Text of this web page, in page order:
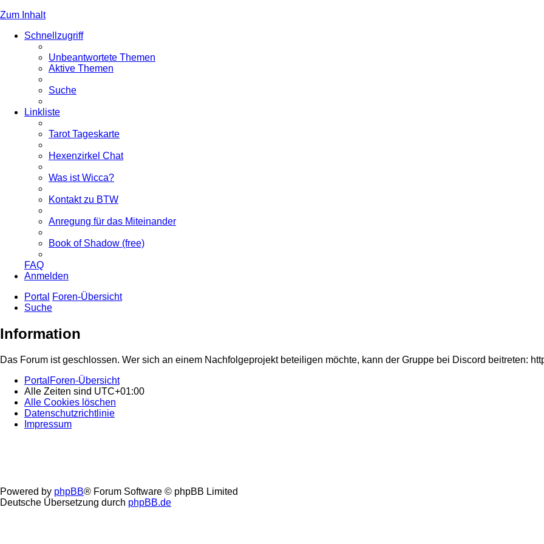
Zum Inhalt
Schnellzugriff
Unbeantwortete Themen
Aktive Themen
Suche
Linkliste
Tarot Tageskarte
Hexenzirkel Chat
Was ist Wicca?
Kontakt zu BTW
Anregung für das Miteinander
Book of Shadow (free)
FAQ
Anmelden
Portal
Foren-Übersicht
Suche
Information
Das Forum ist geschlossen. Wer sich an einem Nachfolgeprojekt beteiligen möchte, kann der Gruppe bei Discord beitreten:
Portal Foren-Übersicht
Alle Zeiten sind UTC+01:00
Alle Cookies löschen
Datenschutzrichtlinie
Impressum
Powered by phpBB® Forum Software © phpBB Limited
Deutsche Übersetzung durch phpBB.de